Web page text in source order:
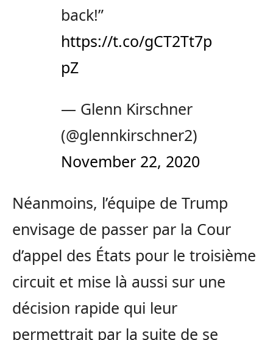
back!”
https://t.co/gCT2Tt7p
pZ
— Glenn Kirschner
(@glennkirschner2)
November 22, 2020
Néanmoins, l’équipe de Trump
envisage de passer par la Cour
d’appel des États pour le troisième
circuit et mise là aussi sur une
décision rapide qui leur
permettrait par la suite de se